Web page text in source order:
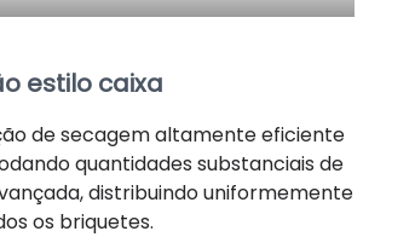
estilo caixa
de secagem altamente eficiente
quantidades substanciais de
distribuindo uniformemente
os briquetes.